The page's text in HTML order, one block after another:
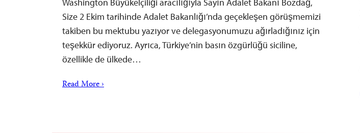
Size 2 Ekim tarihinde Adalet Bakanlığı’nda geçekleşen görüşmemizi
takiben bu mektubu yazıyor ve delegasyonumuzu ağırladığınız için
teşekkür ediyoruz. Ayrıca, Türkiye’nin basın özgürlüğü siciline,
özellikle de ülkede…
Read More ›